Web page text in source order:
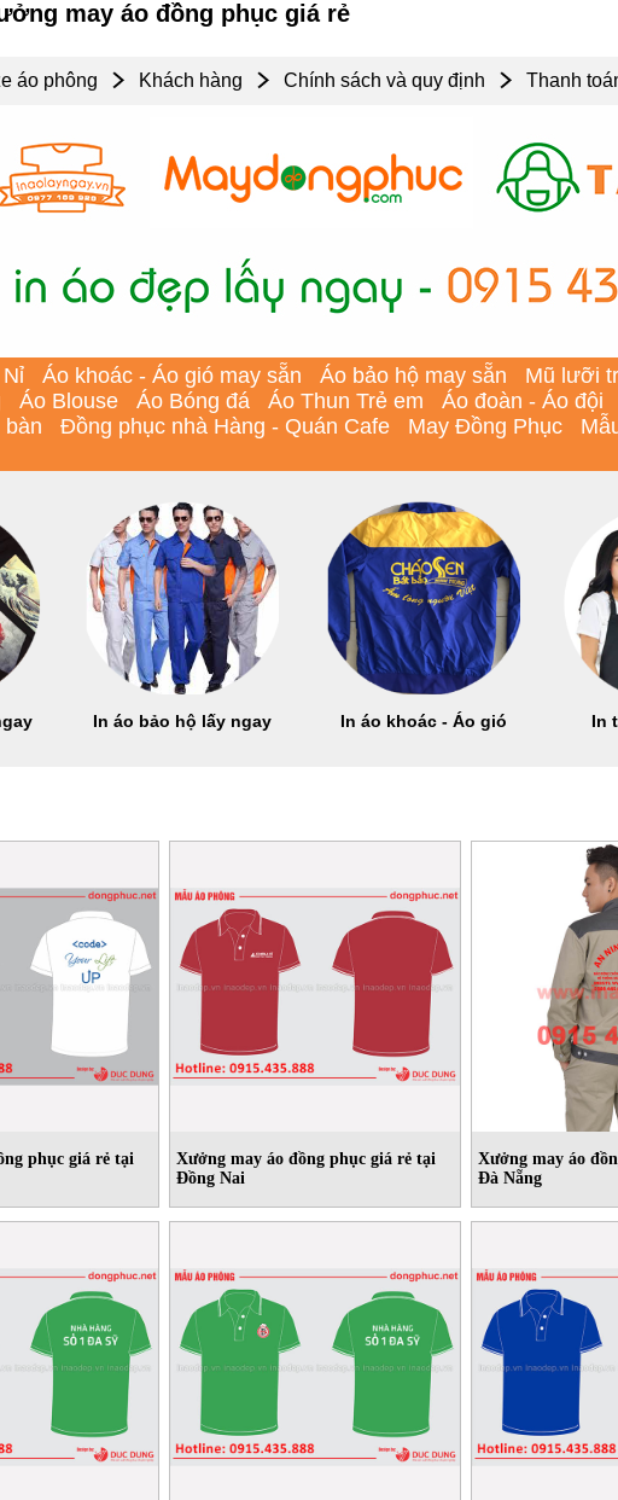
may áo đồng phục giá rẻ
áo phông Khách hàng Chính sách và quy định Thanh
Áo khoác - Áo gió may sẵn Áo bảo hộ may sẵn Mũ lưỡi
Áo Blouse Áo Bóng đá Áo Thun Trẻ em Áo đoàn - Áo đội
bàn Đồng phục nhà Hàng - Quán Cafe May Đồng Phục
In áo bảo hộ lấy ngay In áo khoác - Áo gió In
phục giá rẻ tại
Xưởng may áo đồng phục giá rẻ tại
Đồng Nai
Xưởng may áo
Đà Nẵng